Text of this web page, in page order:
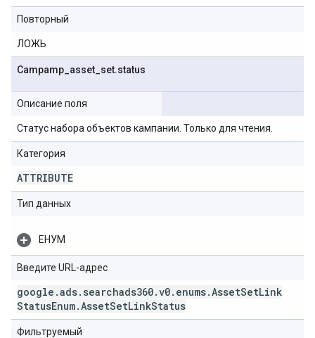
Повторный
ЛОЖЬ
Campamp asset set.status
Описание поля
Статус набора объектов кампании. Только для чтения.
Категория
ATTRIBUTE
Тип данных
ЕНУМ
Введите URL-адрес
google .ads. searchads360.v0. enums.AssetSetLink
StatusEnum.AssetSetLinkStatus
Фильтруемый